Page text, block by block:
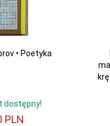
• Poetyka
dostępny!
PLN